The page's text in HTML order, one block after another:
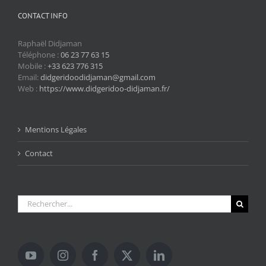
CONTACT INFO
Raphaël Didjaman
Téléphone :06 23 77 63 15
Mobile :+33 623 776 315
Email:didgeridoodidjaman@gmail.com
Web : https://www.didgeridoo-didjaman.fr/
Mentions Légales
Contact
Rechercher: